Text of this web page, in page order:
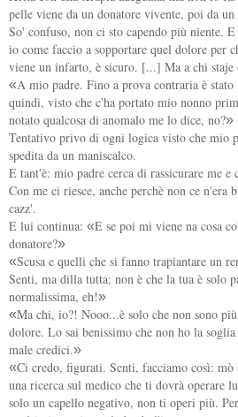
pelle viene da un donatore vivente, poi da
So' confuso, non ci sto capendo più niente.
io come faccio a sopportare quel dolore per
viene un infarto, è sicuro. [...] Ma a chi staje
«A mio padre. Fino a prova contraria è
quindi, visto che c'ha portato mio nonno
notato qualcosa di anomalo me lo dice, no?»
Tentativo privo di ogni logica visto che mio
spedita da un maniscalco.
E tant'è: mio padre cerca di rassicurare me e
Con me ci riesce, anche perchè non ce n'era
cazz'.
E lui continua: «E se poi mi viene na cosa
donatore?»
«Scusa e quelli che si fanno trapiantare un
Senti, ma dilla tutta: non è che la tua è solo
normalissima, eh!»
«Ma chi, io?! Nooo...è solo che non sono
dolore. Lo sai benissimo che non ho la
male credici.»
«Ci credo, figurati. Senti, facciamo così: mò
una ricerca sul medico che ti dovrà operare
solo un capello negativo, non ti operi più.